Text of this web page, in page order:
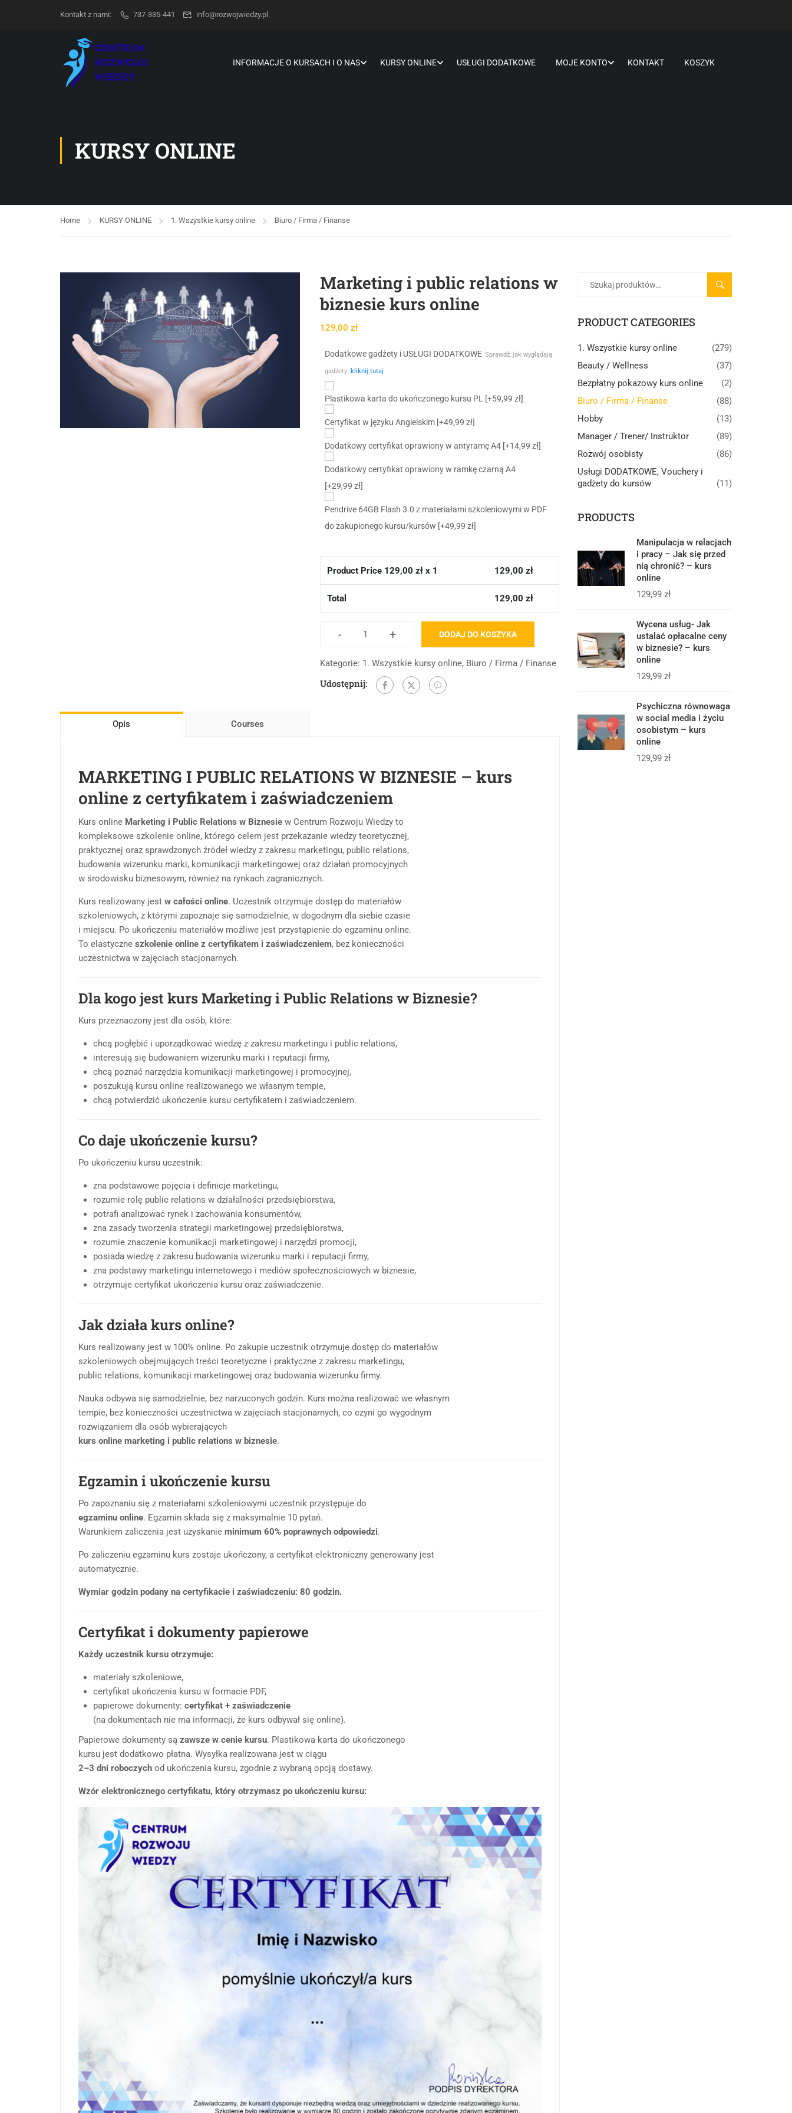
Kontakt z nami: 737-335-441 info@rozwojwiedzy.pl
INFORMACJE O KURSACH I O NAS KURSY ONLINE USŁUGI DODATKOWE MOJE KONTO KONTAKT KOSZYK
KURSY ONLINE
Home KURSY ONLINE 1. Wszystkie kursy online Biuro / Firma / Finanse
Marketing i public relations w
biznesie kurs online
129,00 zł
Dodatkowe gadżety i USŁUGI DODATKOWE Sprawdź, jak wyglądają
gadżety: kliknij tutaj
Plastikowa karta do ukończonego kursu PL [+59,99 zł]
Certyfikat w języku Angielskim [+49,99 zł]
Dodatkowy certyfikat oprawiony w antyramę A4 [+14,99 zł]
Dodatkowy certyfikat oprawiony w ramkę czarną A4
[+29,99 zł]
Pendrive 64GB Flash 3.0 z materiałami szkoleniowymi w PDF
do zakupionego kursu/kursów [+49,99 zł]
Product Price 129,00 zł x 1 129,00 zł
Total 129,00 zł
- + DODAJ DO KOSZYKA
Kategorie: 1. Wszystkie kursy online, Biuro / Firma / Finanse
Udostępnij:
Opis Courses
MARKETING I PUBLIC RELATIONS W BIZNESIE – kurs
online z certyfikatem i zaświadczeniem
Kurs online Marketing i Public Relations w Biznesie w Centrum Rozwoju Wiedzy to
kompleksowe szkolenie online, którego celem jest przekazanie wiedzy teoretycznej,
praktycznej oraz sprawdzonych źródeł wiedzy z zakresu marketingu, public relations,
budowania wizerunku marki, komunikacji marketingowej oraz działań promocyjnych
w środowisku biznesowym, również na rynkach zagranicznych.
Kurs realizowany jest w całości online. Uczestnik otrzymuje dostęp do materiałów
szkoleniowych, z którymi zapoznaje się samodzielnie, w dogodnym dla siebie czasie
i miejscu. Po ukończeniu materiałów możliwe jest przystąpienie do egzaminu online.
To elastyczne szkolenie online z certyfikatem i zaświadczeniem, bez konieczności
uczestnictwa w zajęciach stacjonarnych.
Dla kogo jest kurs Marketing i Public Relations w Biznesie?
Kurs przeznaczony jest dla osób, które:
chcą pogłębić i uporządkować wiedzę z zakresu marketingu i public relations,
interesują się budowaniem wizerunku marki i reputacji firmy,
chcą poznać narzędzia komunikacji marketingowej i promocyjnej,
poszukują kursu online realizowanego we własnym tempie,
chcą potwierdzić ukończenie kursu certyfikatem i zaświadczeniem.
Co daje ukończenie kursu?
Po ukończeniu kursu uczestnik:
zna podstawowe pojęcia i definicje marketingu,
rozumie rolę public relations w działalności przedsiębiorstwa,
potrafi analizować rynek i zachowania konsumentów,
zna zasady tworzenia strategii marketingowej przedsiębiorstwa,
rozumie znaczenie komunikacji marketingowej i narzędzi promocji,
posiada wiedzę z zakresu budowania wizerunku marki i reputacji firmy,
zna podstawy marketingu internetowego i mediów społecznościowych w biznesie,
otrzymuje certyfikat ukończenia kursu oraz zaświadczenie.
Jak działa kurs online?
Kurs realizowany jest w 100% online. Po zakupie uczestnik otrzymuje dostęp do materiałów
szkoleniowych obejmujących treści teoretyczne i praktyczne z zakresu marketingu,
public relations, komunikacji marketingowej oraz budowania wizerunku firmy.
Nauka odbywa się samodzielnie, bez narzuconych godzin. Kurs można realizować we własnym
tempie, bez konieczności uczestnictwa w zajęciach stacjonarnych, co czyni go wygodnym
rozwiązaniem dla osób wybierających
kurs online marketing i public relations w biznesie.
Egzamin i ukończenie kursu
Po zapoznaniu się z materiałami szkoleniowymi uczestnik przystępuje do
egzaminu online. Egzamin składa się z maksymalnie 10 pytań.
Warunkiem zaliczenia jest uzyskanie minimum 60% poprawnych odpowiedzi.
Po zaliczeniu egzaminu kurs zostaje ukończony, a certyfikat elektroniczny generowany jest
automatycznie.
Wymiar godzin podany na certyfikacie i zaświadczeniu: 80 godzin.
Certyfikat i dokumenty papierowe
Każdy uczestnik kursu otrzymuje:
materiały szkoleniowe,
certyfikat ukończenia kursu w formacie PDF,
papierowe dokumenty: certyfikat + zaświadczenie
(na dokumentach nie ma informacji, że kurs odbywał się online).
Papierowe dokumenty są zawsze w cenie kursu. Plastikowa karta do ukończonego
kursu jest dodatkowo płatna. Wysyłka realizowana jest w ciągu
2–3 dni roboczych od ukończenia kursu, zgodnie z wybraną opcją dostawy.
Wzór elektronicznego certyfikatu, który otrzymasz po ukończeniu kursu:
SZUKAJ
PRODUCT CATEGORIES
1. Wszystkie kursy online
(279)
Beauty / Wellness
(37)
Bezpłatny pokazowy kurs online
(2)
Biuro / Firma / Finanse
(88)
Hobby
(13)
Manager / Trener/ Instruktor
(89)
Rozwój osobisty
(86)
Usługi DODATKOWE, Vouchery i
gadżety do kursów
(11)
PRODUCTS
Manipulacja w relacjach
i pracy – Jak się przed
nią chronić? – kurs
online
129,99 zł
Wycena usług- Jak
ustalać opłacalne ceny
w biznesie? – kurs
online
129,99 zł
Psychiczna równowaga
w social media i życiu
osobistym – kurs
online
129,99 zł